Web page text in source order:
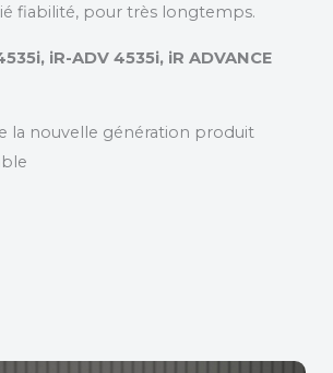
fiabilité, pour très longtemps.
iR-ADV 4535i, iR ADVANCE
la nouvelle génération produit